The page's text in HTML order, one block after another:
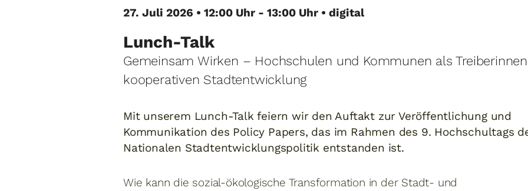
27. Juli 2026 • 12:00 Uhr - 13:00 Uhr • digital
Lunch-Talk
Gemeinsam Wirken – Hochschulen und Kommunen als
kooperativen Stadtentwicklung
Mit unserem Lunch-Talk feiern wir den Auftakt zur Veröffentlichung und
Kommunikation des Policy Papers, das im Rahmen des 9. Hochschultags
Nationalen Stadtentwicklungspolitik entstanden ist.
Wie kann die sozial-ökologische Transformation in der Stadt- und